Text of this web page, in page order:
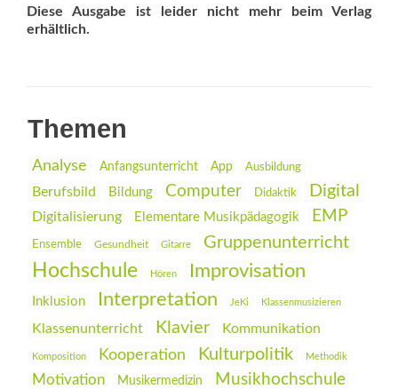
Diese Ausgabe ist leider nicht mehr beim Verlag
erhältlich.
Themen
Analyse Anfangsunterricht App Ausbildung
Berufsbild Bildung Computer Didaktik Digital
Digitalisierung Elementare Musikpädagogik EMP
Ensemble Gesundheit Gitarre Gruppenunterricht
Hochschule Hören Improvisation
Inklusion Interpretation JeKi Klassenmusizieren
Klassenunterricht Klavier Kommunikation
Komposition Kooperation Kulturpolitik Methodik
Motivation Musikermedizin Musikhochschule